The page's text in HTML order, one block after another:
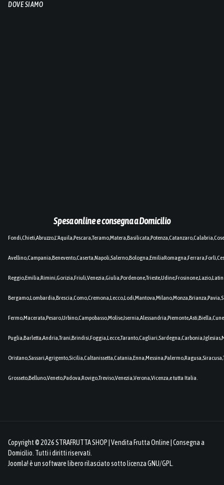
DOVE SIAMO
Spesa online e consegna a Domicilio
Grosseto,Belluno,Veneto,Padova,Rovigo,Treviso,Venezia,Verona,Vicenza,e tutta Italia.
Copyright © 2026 STRAFRUTTA SHOP | Vendita Frutta Online | Consegna a
Domicilio. Tutti i diritti riservati.
Joomla!è un software libero rilasciato sotto licenza GNU/GPL.